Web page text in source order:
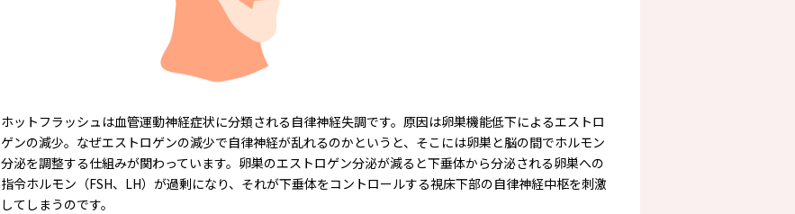
ホットフラッシュは血管運動神経症状に分類される自律神経失調です。原因は卵巣機能低下によるエストロ
ゲンの減少。なぜエストロゲンの減少で自律神経が乱れるのかというと、そこには卵巣と脳の間でホルモン
分泌を調整する仕組みが関わっています。卵巣のエストロゲン分泌が減ると下垂体から分泌される卵巣への
指令ホルモン（FSH、LH）が過剰になり、それが下垂体をコントロールする視床下部の自律神経中枢を刺激
してしまうのです。